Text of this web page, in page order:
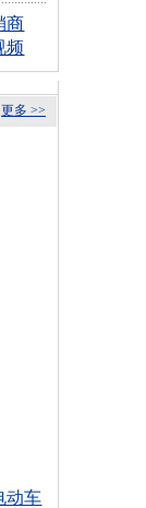
商
频
更多 >>
动车